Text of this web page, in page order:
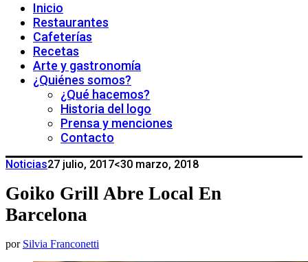
Inicio
Restaurantes
Cafeterías
Recetas
Arte y gastronomía
¿Quiénes somos?
¿Qué hacemos?
Historia del logo
Prensa y menciones
Contacto
Noticias27 julio, 2017<30 marzo, 2018
Goiko Grill Abre Local En
Barcelona
por Silvia Franconetti